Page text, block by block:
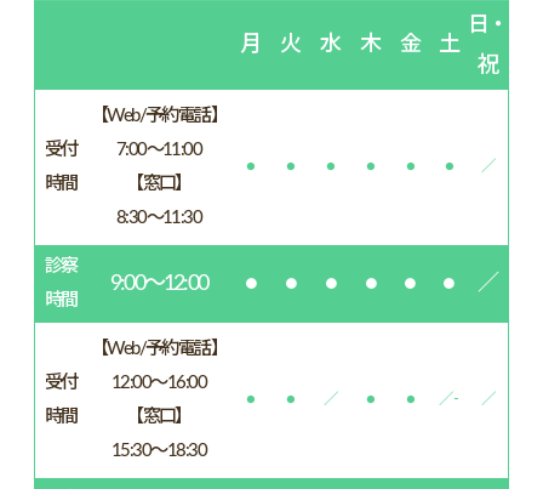
月 火 水 木 金 土
日・
祝
受付
時間
【Web/予約電話】
7:00～11:00
【窓口】
8:30～11:30
● ● ● ● ● ● ／
診察
時間
9:00～12:00 ● ● ● ● ● ● ／
受付
時間
【Web/予約電話】
12:00～16:00
【窓口】
15:30～18:30
● ● ／ ● ● ／- ／